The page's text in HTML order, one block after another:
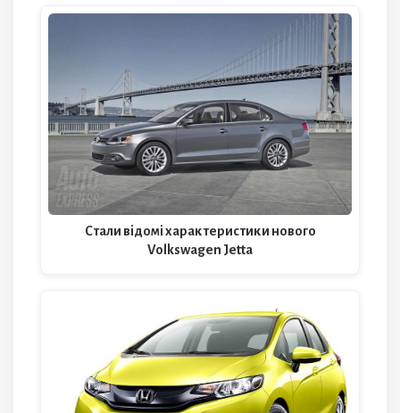
Стали відомі характеристики нового
Volkswagen Jetta